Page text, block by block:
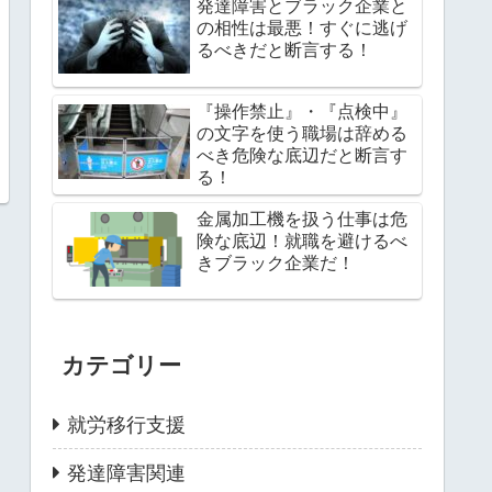
発達障害とブラック企業と
の相性は最悪！すぐに逃げ
るべきだと断言する！
『操作禁止』・『点検中』
の文字を使う職場は辞める
べき危険な底辺だと断言す
る！
金属加工機を扱う仕事は危
険な底辺！就職を避けるべ
きブラック企業だ！
カテゴリー
就労移行支援
発達障害関連